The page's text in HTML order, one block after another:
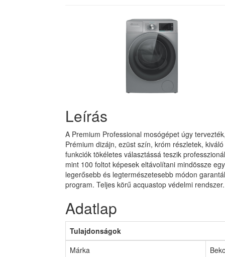
Leírás
A Premium Professional mosógépet úgy
Prémium dizájn, ezüst szín, króm részletek,
funkciók tökéletes választássá teszik
mint 100 foltot képesek eltávolítani mindössze
legerősebb és legtermészetesebb módon
program. Teljes körű acquastop védelmi
Adatlap
Tulajdonságok
Márka